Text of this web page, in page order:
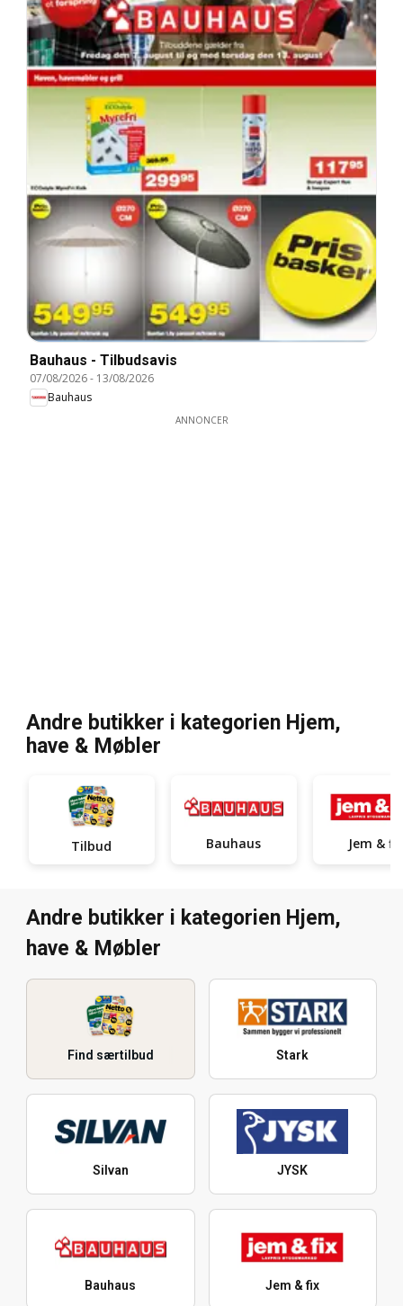
Bauhaus - Tilbudsavis
07/08/2026- 13/08/2026
Bauhaus
ANNONCER
Andre butikker i kategorien Hjem,
have & Møbler
Tilbud Bauhaus Jem & fix
Andre butikker i kategorien Hjem,
have & Møbler
Find særtilbud Stark
Silvan JYSK
Bauhaus Jem & fix